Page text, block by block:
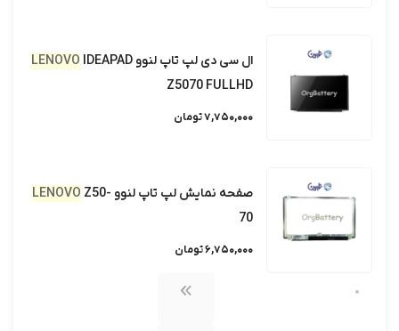
ال سی دی لپ تاپ لنوو LENOVO IDEAPAD
Z5070 FULLHD
7,750,000 تومان
صفحه نمایش لپ تاپ لنوو LENOVO Z50-
70
6,750,000 تومان